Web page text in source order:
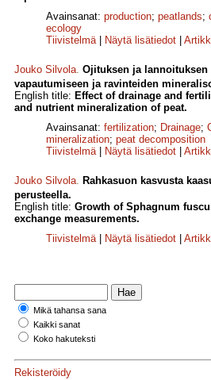
Avainsanat: production; peatlands;
ecology
Tiivistelmä| Näytä lisätiedot
Jouko Silvola. Ojituksen ja
vapautumiseen ja ravinteiden
English title: Effect of drainage and
and nutrient mineralization of peat.
Avainsanat: fertilization; Drainage;
mineralization; peat decomposition
Tiivistelmä| Näytä lisätiedot
Jouko Silvola. Rahkasuon kasvusta
perusteella.
English title: Growth of Sphagnum
exchange measurements.
Tiivistelmä| Näytä lisätiedot
Mikä tahansa sana
Kaikki sanat
Koko hakuteksti
Rekisteröidy